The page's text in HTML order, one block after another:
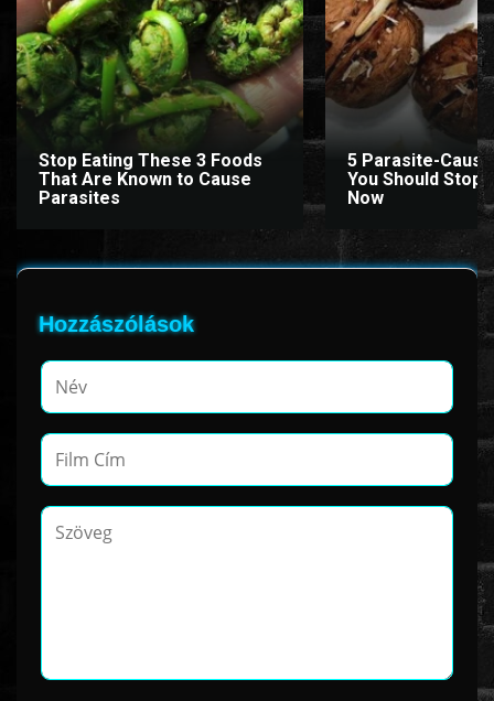
Stop Eating These 3 Foods
That Are Known to Cause
Parasites
5 Parasite-
You Should Stop
Now
Hozzászólások